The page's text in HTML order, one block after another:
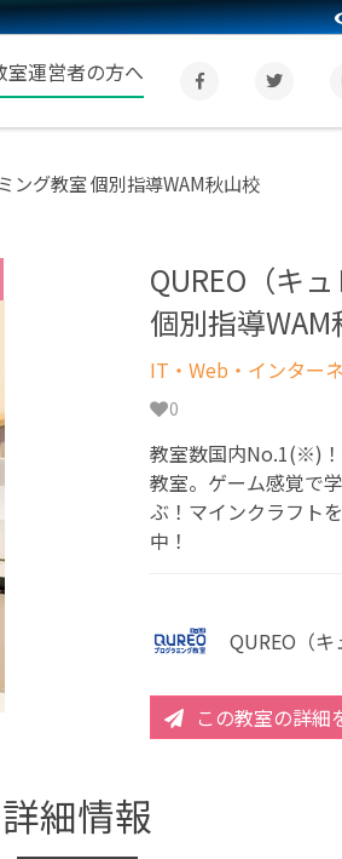
室運営者の方へ
ング教室 個別指導WAM秋山校
QUREO（キ
個別指導WAM
IT・Web・インター
0
教室数国内No.1(※)
教室。ゲーム感覚で
ぶ！マインクラフト
中！
QUREO（
この教室の詳細
詳細情報